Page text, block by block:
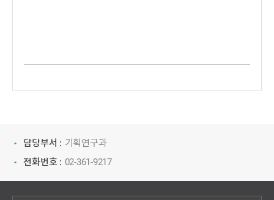
담당부서 : 기획연구과
전화번호 : 02-361-9217